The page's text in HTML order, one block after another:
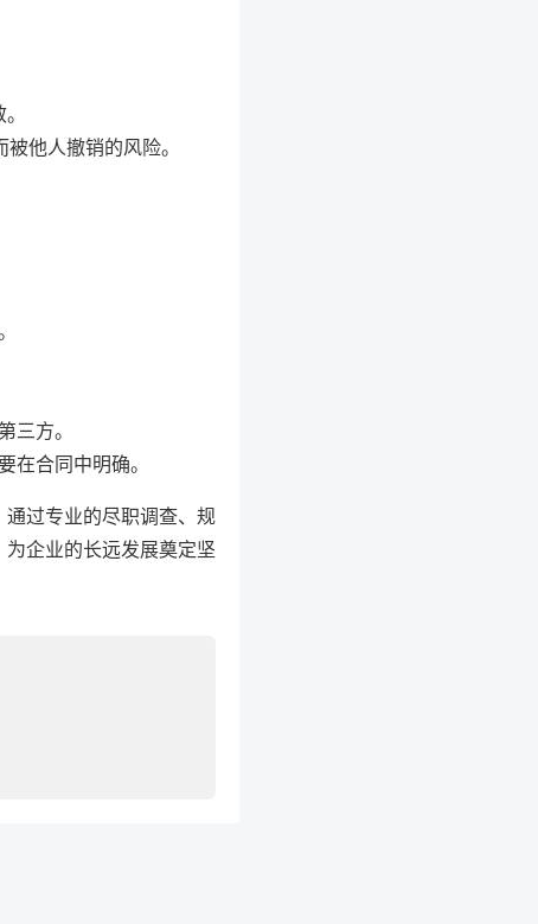
他人撤销的风险。
三方。
在合同中明确。
过专业的尽职调查、规
企业的长远发展奠定坚